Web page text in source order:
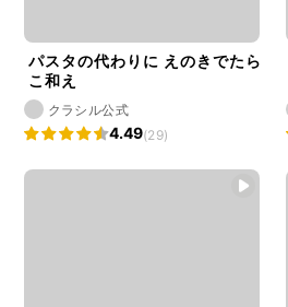
パスタの代わりに えのきでたら
こ和え
クラシル公式
4.49(29)